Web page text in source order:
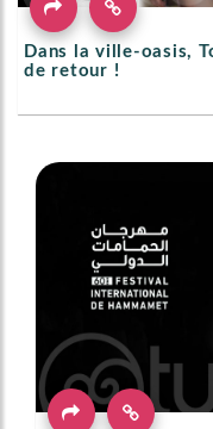
Dans la ville-oasis,
de retour !